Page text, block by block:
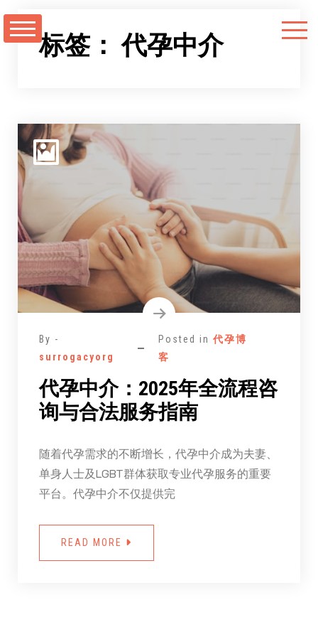
至
标签：代孕中介
By -
surrogacyorg
Posted in代孕博
客
代孕中介：2025年全流程咨
询与合法服务指南
随着代孕需求的不断增长，代孕中介成为夫妻、
单身人士及LGBT群体获取专业代孕服务的重要
平台。代孕中介不仅提供完
READ MORE